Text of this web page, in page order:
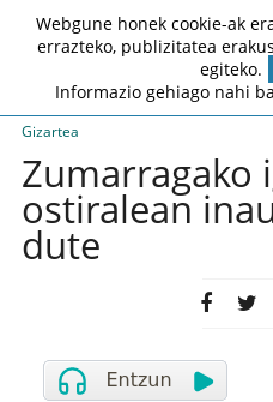
Gizartea
Zumarragako
ostiralean
dute
Webgune honek cookie-ak
errazteko, publizitatea
egiteko.
Informazio gehiago nahi